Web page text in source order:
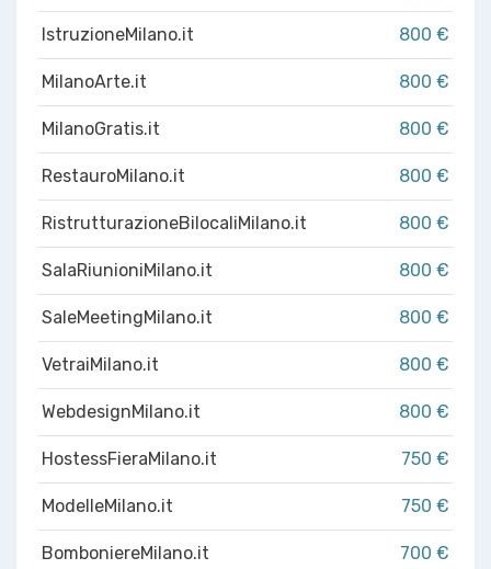
IstruzioneMilano.it 800 €
MilanoArte.it 800 €
MilanoGratis.it 800 €
RestauroMilano.it 800 €
RistrutturazioneBilocaliMilano.it 800 €
SalaRiunioniMilano.it 800 €
SaleMeetingMilano.it 800 €
VetraiMilano.it 800 €
WebdesignMilano.it 800 €
HostessFieraMilano.it 750 €
ModelleMilano.it 750 €
BomboniereMilano.it 700 €